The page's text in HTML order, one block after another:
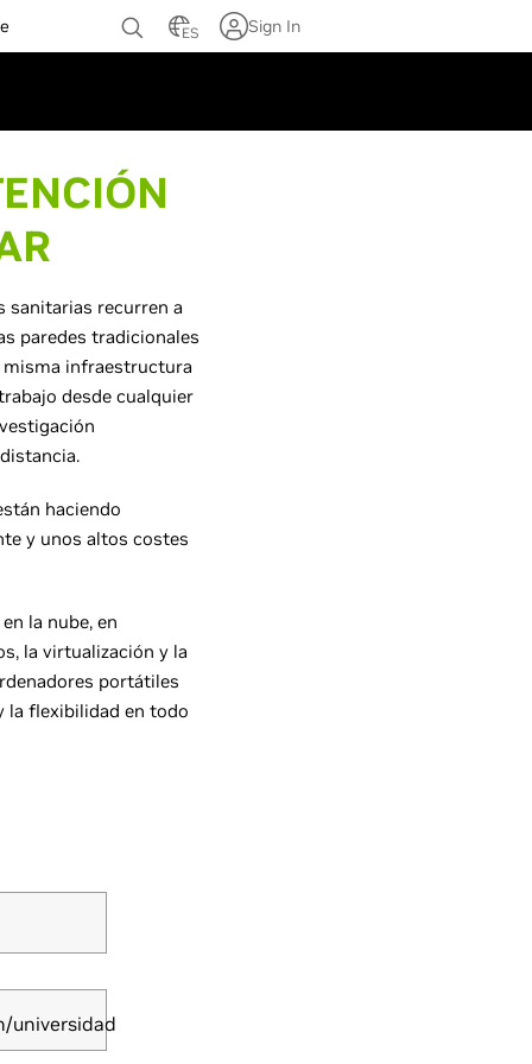
ES Sign In
sanitarias recurren a
paredes tradicionales
misma infraestructura
desde cualquier
haciendo
y unos altos costes
la nube, en
la virtualización y la
portátiles
la flexibilidad en todo
universidad